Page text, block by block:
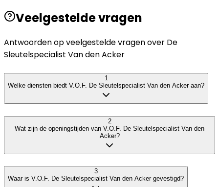
Veelgestelde vragen
Antwoorden op veelgestelde vragen over De
Sleutelspecialist Van den Acker
1
Welke diensten biedt V.O.F. De Sleutelspecialist Van den Acker aan?
2
Wat zijn de openingstijden van V.O.F. De Sleutelspecialist Van den
Acker?
3
Waar is V.O.F. De Sleutelspecialist Van den Acker gevestigd?